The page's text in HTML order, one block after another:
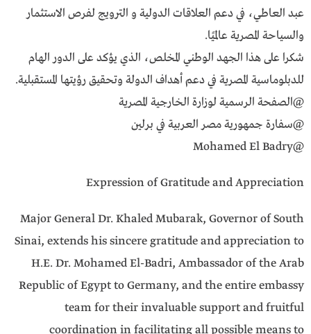
عبد العاطي، في دعم العلاقات الدولية و الترويج لفرص الاستثمار
والسياحة المصرية عالميًا.
شكرا على هذا الجهد الوطني المخلص، الذي يؤكد على الدور الهام
للدبلوماسية المصرية في دعم أهداف الدولة وتحقيق رؤيتها المستقبلية.
@الصفحة الرسمية لوزارة الخارجية المصرية
@سفارة جمهورية مصر العربية في برلين
@Mohamed El Badry
Expression of Gratitude and Appreciation
Major General Dr. Khaled Mubarak, Governor of South
Sinai, extends his sincere gratitude and appreciation to
H.E. Dr. Mohamed El-Badri, Ambassador of the Arab
Republic of Egypt to Germany, and the entire embassy
team for their invaluable support and fruitful
coordination in facilitating all possible means to